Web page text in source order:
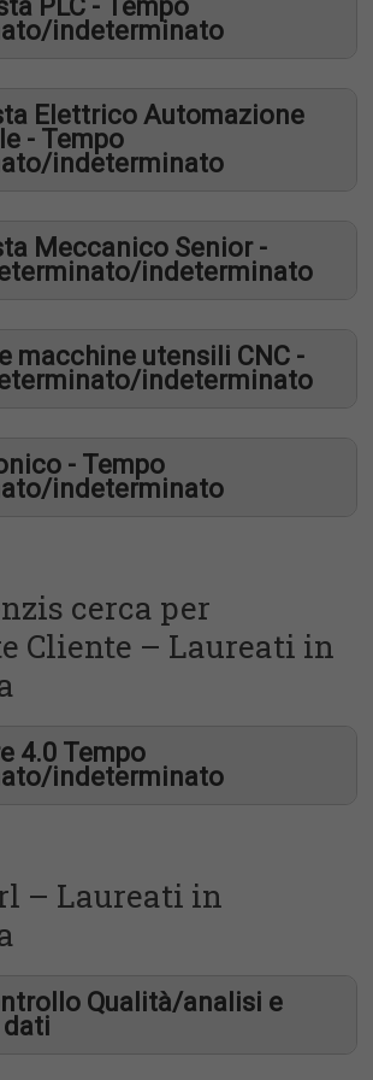
info@devincenzis.it
italia.it
PLC - Tempo
indeterminato
Elettrico Automazione
- Tempo
indeterminato
conoscenza nella programmazione
in servizio degli impianti progettati.
Meccanico Senior -
indeterminato
dell’INGLESE DISPONIBILITÀ AI VIAGGI
macchine utensili CNC -
indeterminato
- Tempo
indeterminato
cerca per
Cliente – Laureati in
4.0 Tempo
indeterminato
– Laureati in
Qualità/analisi e